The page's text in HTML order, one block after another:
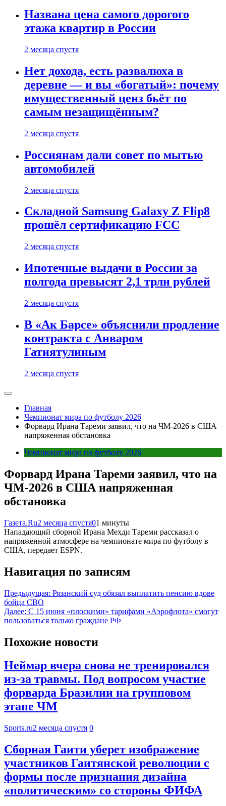
Названа цена самого дорогого
этажа квартир в России
2 месяца спустя
Нет дохода, есть развалюха в
деревне — и вы «богатый»: почему
имущественный ценз бьёт по
самым незащищённым?
2 месяца спустя
Россиянам дали совет по мытью
автомобилей
2 месяца спустя
Складной Samsung Galaxy Z Flip8
прошёл сертификацию FCC
2 месяца спустя
Ипотечные выдачи в России за
полгода превысят 2,1 трлн рублей
2 месяца спустя
В «Ак Барсе» объяснили продление
контракта с Анваром
Гатиятулиным
2 месяца спустя
Главная
Чемпионат мира по футболу 2026
Форвард Ирана Тареми заявил, что на ЧМ-2026 в США
напряженная обстановка
Чемпионат мира по футболу 2026
Форвард Ирана Тареми заявил, что на
ЧМ-2026 в США напряженная
обстановка
Газета.Ru2 месяца спустя01 минуты
Нападающий сборной Ирана Мехди Тареми рассказал о
напряженной атмосфере на чемпионате мира по футболу в
США, передает ESPN.
Навигация по записям
Предыдущая: Рязанский суд обязал выплатить пенсию вдове
бойца СВО
Далее: С 15 июня «плоскими» тарифами «Аэрофлота» смогут
пользоваться только граждане РФ
Похожие новости
Неймар вчера снова не тренировался
из-за травмы. Под вопросом участие
форварда Бразилии на групповом
этапе ЧМ
Sports.ru2 месяца спустя 0
Сборная Гаити уберет изображение
участников Гаитянской революции с
формы после признания дизайна
«политическим» со стороны ФИФА